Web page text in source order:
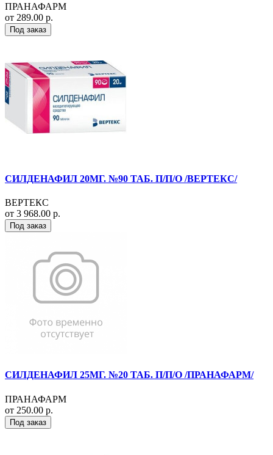
ПРАНАФАРМ
от 289.00 р.
Под заказ
СИЛДЕНАФИЛ 20МГ. №90 ТАБ. П/П/О /ВЕРТЕКС/
ВЕРТЕКС
от 3 968.00 р.
Под заказ
СИЛДЕНАФИЛ 25МГ. №20 ТАБ. П/П/О /ПРАНАФАРМ/
ПРАНАФАРМ
от 250.00 р.
Под заказ